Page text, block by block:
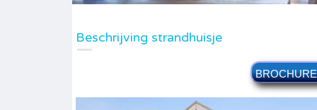
Beschrijving strandhuisje